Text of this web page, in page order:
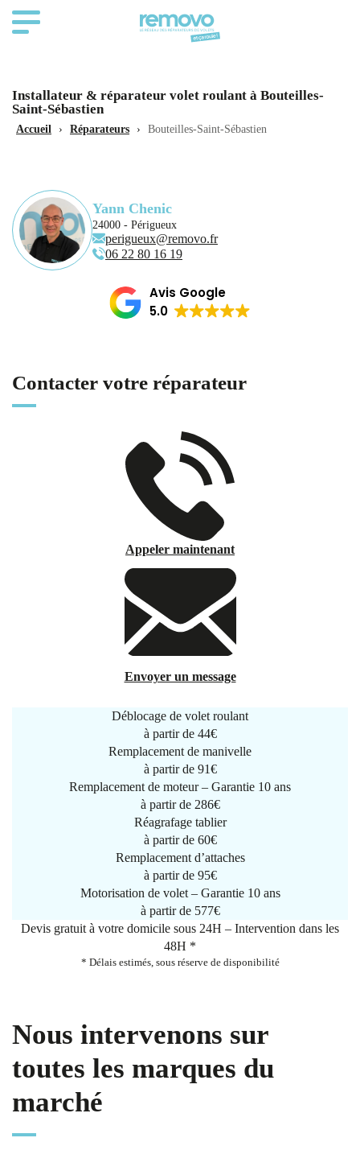
Installateur & réparateur volet roulant à Bouteilles-
Saint-Sébastien
Accueil › Réparateurs › Bouteilles-Saint-Sébastien
Yann Chenic
24000 - Périgueux
perigueux@removo.fr
06 22 80 16 19
Avis Google
5.0
Contacter votre réparateur
Appeler maintenant
Envoyer un message
Déblocage de volet roulant
à partir de 44€
Remplacement de manivelle
à partir de 91€
Remplacement de moteur – Garantie 10 ans
à partir de 286€
Réagrafage tablier
à partir de 60€
Remplacement d’attaches
à partir de 95€
Motorisation de volet – Garantie 10 ans
à partir de 577€
Devis gratuit à votre domicile sous 24H – Intervention dans les
48H *
* Délais estimés, sous réserve de disponibilité
Nous intervenons sur
toutes les marques du
marché